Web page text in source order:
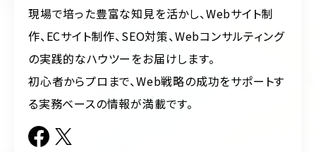
現場で培った豊富な知見を活かし、Webサイト制
作、ECサイト制作、SEO対策、Webコンサルティング
の実践的なハウツーをお届けします。
初心者からプロまで、Web戦略の成功をサポートす
る実務ベースの情報が満載です。